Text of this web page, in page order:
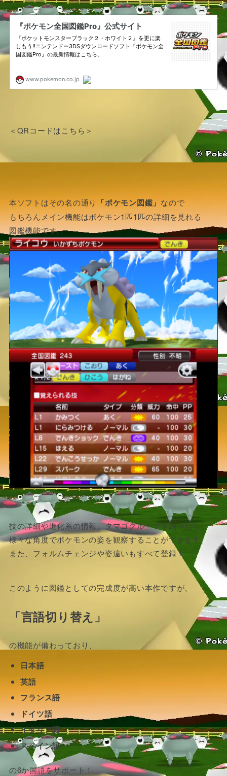
＜QRコードはこちら＞
本ソフトはその名の通り 「ポケモン図鑑」 なので
もちろんメイン機能はポケモン1匹1匹の詳細を見れる
図鑑機能です。
技の詳細や進化系の情報、タマゴグループを調べたり、
様々な角度でポケモンの姿を観察することができます。
また、フォルムチェンジや姿違いもすべて登録！
このように図鑑としての完成度が高い本作ですが、
「言語切り替え」
の機能が備わっており、
日本語
英語
フランス語
ドイツ語
イタリア語
スペイン語
の6か国語をサポート！